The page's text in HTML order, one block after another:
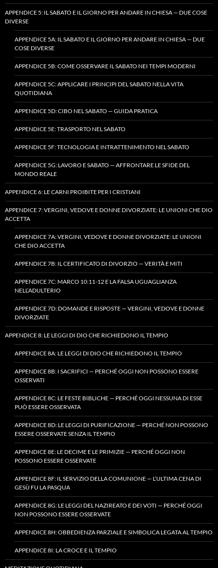
APPENDICE 5: IL SABATO E IL GIORNO PER ANDARE IN CHIESA — DUE COSE
DIVERSE
APPENDICE 5A: IL SABATO E IL GIORNO PER ANDARE IN CHIESA — DUE
COSE DIVERSE
APPENDICE 5B: COME OSSERVARE IL SABATO NEI TEMPI MODERNI
APPENDICE 5C: APPLICARE I PRINCIPI DEL SABATO NELLA VITA
QUOTIDIANA
APPENDICE 5D: CIBO NEL SABATO — GUIDA PRATICA
APPENDICE 5E: TRASPORTO NEL SABATO
APPENDICE 5F: TECNOLOGIA E INTRATTENIMENTO NEL SABATO
APPENDICE 5G: LAVORO E SABATO — AFFRONTARE LE SFIDE DEL
MONDO REALE
APPENDICE 6: LE CARNI PROIBITE PER I CRISTIANI
APPENDICE 7: VERGINI, VEDOVE E DONNE DIVORZIATE: LE UNIONI CHE DIO
ACCETTA
APPENDICE 7A: VERGINI, VEDOVE E DONNE DIVORZIATE: LE UNIONI
CHE DIO ACCETTA
APPENDICE 7B: IL CERTIFICATO DI DIVORZIO — VERITÀ E MITI
APPENDICE 7C: MARCO 10:11-12 E LA FALSA UGUAGLIANZA
NELL’ADULTERIO
APPENDICE 7D: DOMANDE E RISPOSTE — VERGINI, VEDOVE E DONNE
DIVORZIATE
APPENDICE 8: LE LEGGI DI DIO CHE RICHIEDONO IL TEMPIO
APPENDICE 8A: LE LEGGI DI DIO CHE RICHIEDONO IL TEMPIO
APPENDICE 8B: I SACRIFICI — PERCHÉ OGGI NON POSSONO ESSERE
OSSERVATI
APPENDICE 8C: LE FESTE BIBLICHE — PERCHÉ OGGI NESSUNA DI ESSE
PUÒ ESSERE OSSERVATA
APPENDICE 8D: LE LEGGI DI PURIFICAZIONE — PERCHÉ NON POSSONO
ESSERE OSSERVATE SENZA IL TEMPIO
APPENDICE 8E: LE DECIME E LE PRIMIZIE — PERCHÉ OGGI NON
POSSONO ESSERE OSSERVATE
APPENDICE 8F: IL SERVIZIO DELLA COMUNIONE — L’ULTIMA CENA DI
GESÙ FU LA PASQUA
APPENDICE 8G: LE LEGGI DEL NAZIREATO E DEI VOTI — PERCHÉ OGGI
NON POSSONO ESSERE OSSERVATE
APPENDICE 8H: OBBEDIENZA PARZIALE E SIMBOLICA LEGATA AL TEMPIO
APPENDICE 8I: LA CROCE E IL TEMPIO